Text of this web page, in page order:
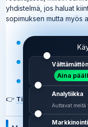
yhdistelmä, jos haluat
sopimuksen mutta myös
Sopimuskausi:24
Erityispiirre:
👉 Tilaa Omavoima
Aina
Analytiikka
Auttavat meitä
Markkinointi